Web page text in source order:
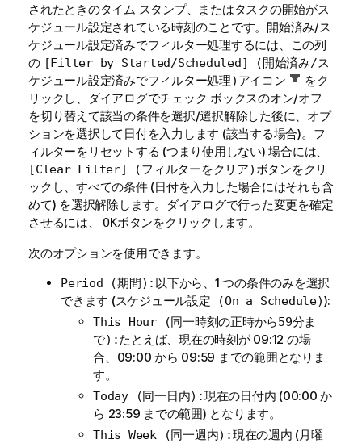
されたときのタイム スタンプ、またはタスクの開始がス
ケジュール設定されている時刻のことです。開始済み/ス
ケジュール設定済みでフィルター処理するには、この列
の [Filter by Started/Scheduled] (開始済み/ス
ケジュール設定済みでフィルター処理) アイコン
をク
リックし、ダイアログでチェック ボックスのオン/オフ
を切り替えて該当の条件を選択/選択解除した後に、オプ
ションを選択して日付を入力します (該当する場合)。フ
ィルターをリセットする (つまり使用しない) 場合には、
[Clear Filter] (フィルターをクリア) ボタンをクリ
ックし、すべての条件 (日付を入力した場合にはそれも含
めて) を選択解除します。ダイアログで行った変更を確定
させるには、OKボタンをクリックします。
次のオプションを使用できます。
Period (期間): 以下から、1 つの条件のみを選択
できます (スケジュール設定 (On a Schedule)):
This Hour (同一時刻の正時から59分ま
で):たとえば、現在の時刻が 09:12 の場
合、09:00 から 09:59 までの範囲となりま
す。
Today (同一日内):現在の日付内 (00:00 か
ら 23:59 までの範囲) となります。
This Week (同一週内):現在の週内 (月曜